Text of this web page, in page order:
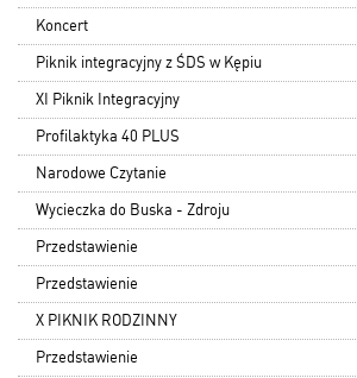
Koncert
Piknik integracyjny z ŚDS w Kępiu
XI Piknik Integracyjny
Profilaktyka 40 PLUS
Narodowe Czytanie
Wycieczka do Buska - Zdroju
Przedstawienie
Przedstawienie
X PIKNIK RODZINNY
Przedstawienie